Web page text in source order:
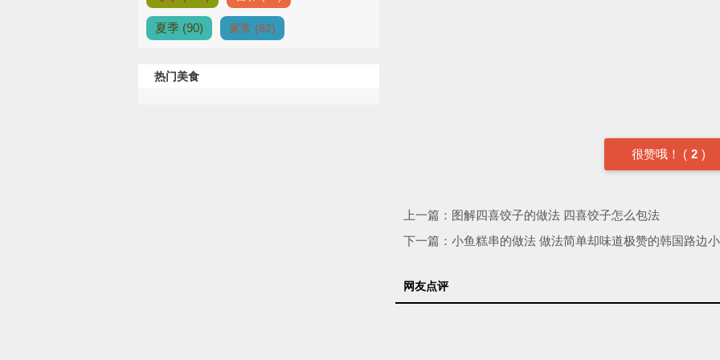
夏季 (90) 家常 (82)
热门美食
很赞哦！ ( 2 )
上一篇： 图解四喜饺子的做法 四喜饺子怎么包法
下一篇： 小鱼糕串的做法 做法简单却味道极赞的韩国路边
网友点评